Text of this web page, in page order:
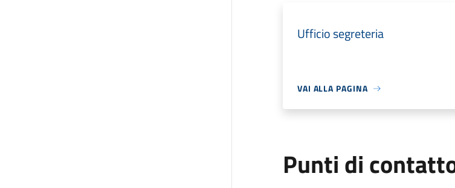
Ufficio segreteria
VAI ALLA PAGINA
Punti di